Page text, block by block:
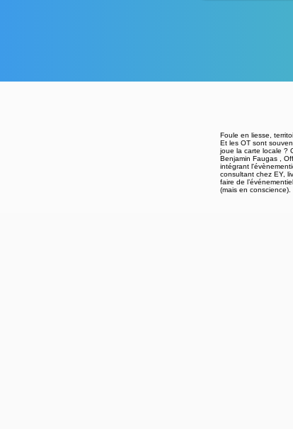
Foule en liesse,
Et les OT sont
joue la carte locale ?
Benjamin Faugas ,
intégrant
consultant chez EY,
faire de
(mais en conscience).